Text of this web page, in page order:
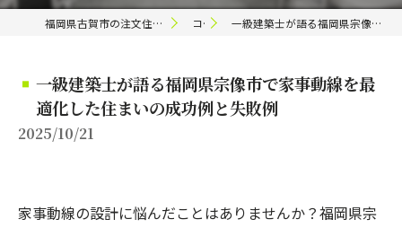
福岡県古賀市の注文住宅ならライフスタイル 一級建築士事務所 コラム 一級建築士が語る福岡県宗像市で家事動線を最適化した住まいの成功例と失敗例
一級建築士が語る福岡県宗像市で家事動線を最
適化した住まいの成功例と失敗例
2025/10/21
家事動線の設計に悩んだことはありませんか？福岡県宗